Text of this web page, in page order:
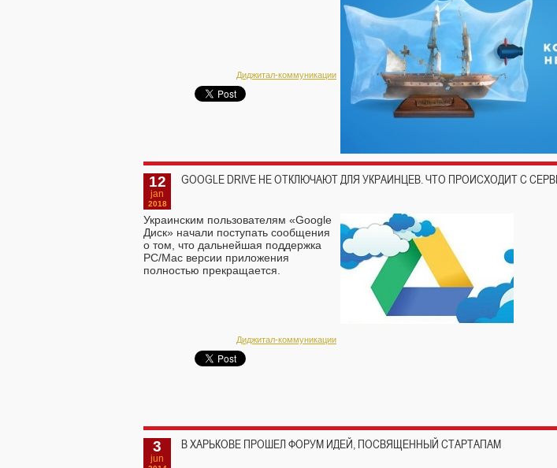
Диджитал-коммуникации
12
jan
2018
GOOGLE DRIVE НЕ ОТКЛЮЧАЮТ ДЛЯ УКРАИНЦЕВ. ЧТО ПРОИСХОДИТ С
Украинским пользователям «Google
Диск» начали поступать сообщения
о том, что дальнейшая поддержка
PC/Mac версии приложения
полностью прекращается.
Диджитал-коммуникации
3
jun
В ХАРЬКОВЕ ПРОШЕЛ ФОРУМ ИДЕЙ, ПОСВЯЩЕННЫЙ СТАРТАПАМ